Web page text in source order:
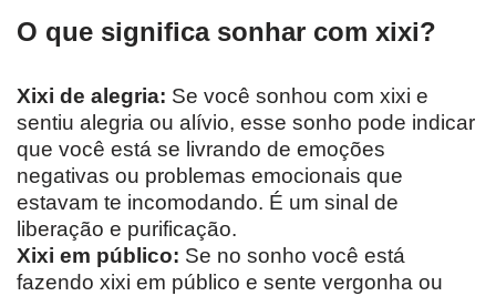
O que significa sonhar com xixi?
Xixi de alegria: Se você sonhou com xixi e
sentiu alegria ou alívio, esse sonho pode indicar
que você está se livrando de emoções
negativas ou problemas emocionais que
estavam te incomodando. É um sinal de
liberação e purificação.
Xixi em público: Se no sonho você está
fazendo xixi em público e sente vergonha ou